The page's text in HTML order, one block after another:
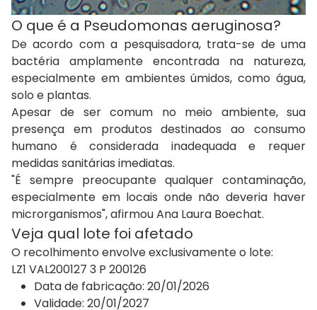
O que é a Pseudomonas aeruginosa?
De acordo com a pesquisadora, trata-se de uma
bactéria amplamente encontrada na natureza,
especialmente em ambientes úmidos, como água,
solo e plantas.
Apesar de ser comum no meio ambiente, sua
presença em produtos destinados ao consumo
humano é considerada inadequada e requer
medidas sanitárias imediatas.
"É sempre preocupante qualquer contaminação,
especialmente em locais onde não deveria haver
microrganismos", afirmou Ana Laura Boechat.
Veja qual lote foi afetado
O recolhimento envolve exclusivamente o lote:
LZ1 VAL200127 3 P 200126
Data de fabricação: 20/01/2026
Validade: 20/01/2027